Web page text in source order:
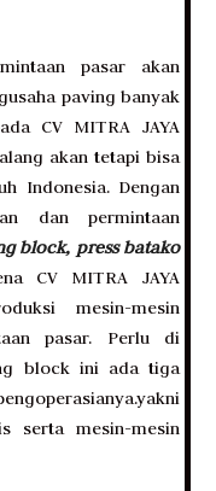
pasar akan
paving banyak
CV MITRA JAYA
akan tetapi bisa
Indonesia. Dengan
dan permintaan
block, press batako
CV MITRA JAYA
mesin-mesin
pasar. Perlu di
block ini ada tiga
serta mesin-mesin